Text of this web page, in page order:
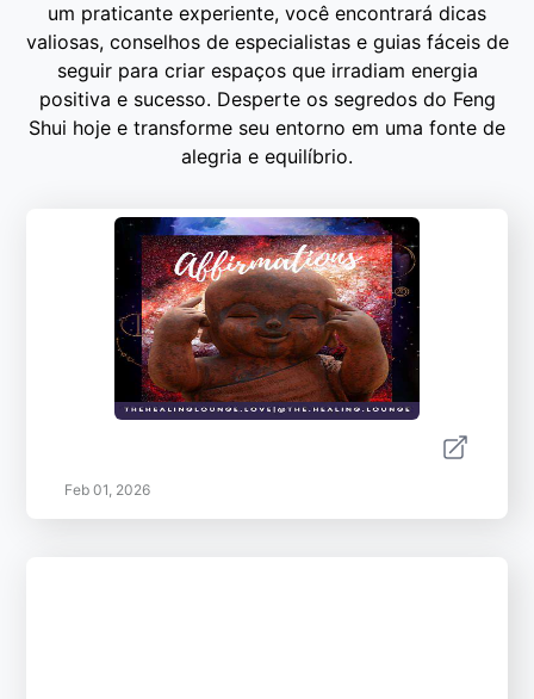
um praticante experiente, você encontrará dicas
valiosas, conselhos de especialistas e guias fáceis de
seguir para criar espaços que irradiam energia
positiva e sucesso. Desperte os segredos do Feng
Shui hoje e transforme seu entorno em uma fonte de
alegria e equilíbrio.
Feb 01, 2026